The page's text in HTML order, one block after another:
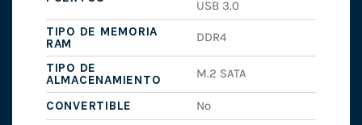
USB 3.0
TIPO DE MEMORIA
RAM
DDR4
TIPO DE
ALMACENAMIENTO
M.2 SATA
CONVERTIBLE
No